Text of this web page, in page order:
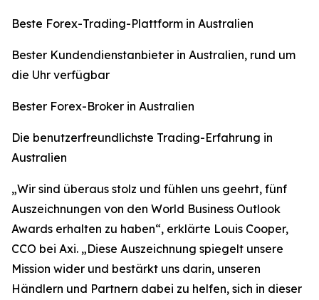
Beste Forex-Trading-Plattform in Australien
Bester Kundendienstanbieter in Australien, rund um
die Uhr verfügbar
Bester Forex-Broker in Australien
Die benutzerfreundlichste Trading-Erfahrung in
Australien
„Wir sind überaus stolz und fühlen uns geehrt, fünf
Auszeichnungen von den World Business Outlook
Awards erhalten zu haben“, erklärte Louis Cooper,
CCO bei Axi. „Diese Auszeichnung spiegelt unsere
Mission wider und bestärkt uns darin, unseren
Händlern und Partnern dabei zu helfen, sich in dieser